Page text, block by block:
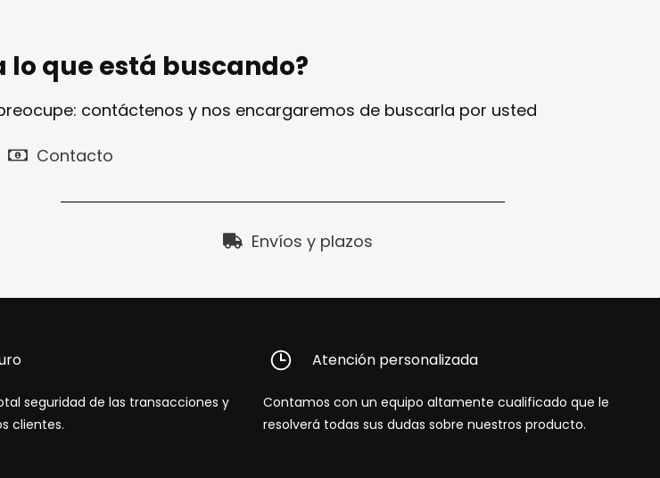
lo que está buscando?
contáctenos y nos encargaremos de buscarla por usted
Contacto
Envíos y plazos
seguridad de las transacciones y
clientes.
Atención personalizada
Contamos con un equipo altamente cualificado que le
resolverá todas sus dudas sobre nuestros producto.